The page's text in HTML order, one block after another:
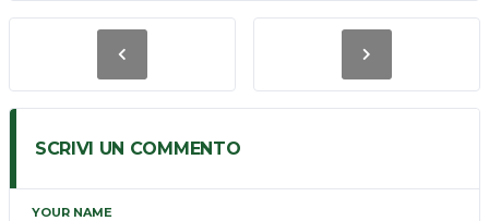
SCRIVI UN COMMENTO
YOUR NAME